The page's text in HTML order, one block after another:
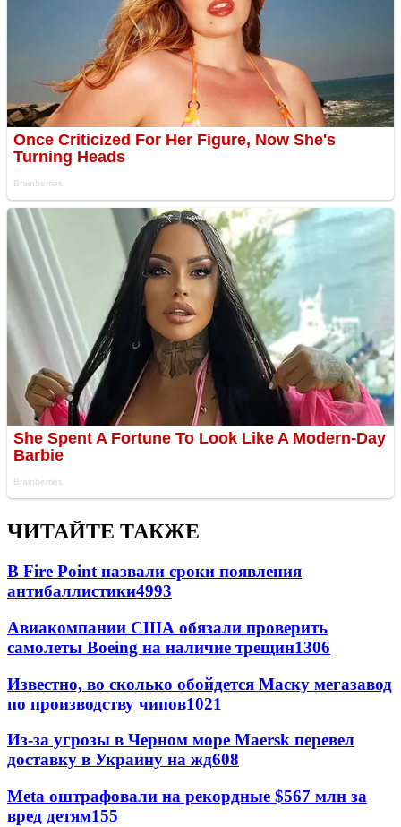
ЧИТАЙТЕ ТАКЖЕ
В Fire Point назвали сроки появления
антибаллистики4993
Авиакомпании США обязали проверить
самолеты Boeing на наличие трещин1306
Известно, во сколько обойдется Маску мегазавод
по производству чипов1021
Из-за угрозы в Черном море Maersk перевел
доставку в Украину на жд608
Meta оштрафовали на рекордные $567 млн за
вред детям155